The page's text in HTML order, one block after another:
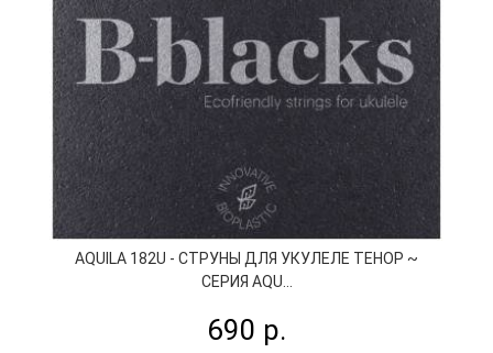
AQUILA 182U - СТРУНЫ ДЛЯ УКУЛЕЛЕ ТЕНОР ~
СЕРИЯ AQU...
690 р.